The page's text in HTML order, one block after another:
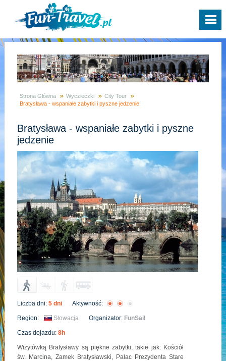
Strona Główna Wyczieczki
City Tour
Bratysława - wspaniałe zabytki i pyszne jedzenie
Bratysława - wspaniałe zabytki i pyszne
jedzenie
Liczba dni: 5 dni Aktywność:
Region: Słowacja Organizator: FunSail
Czas dojazdu: 8h
Wizytówką Bratysławy są piękne zabytki, takie jak: Kościół
św. Marcina, Zamek Bratysławski, Pałac Prezydenta Stare